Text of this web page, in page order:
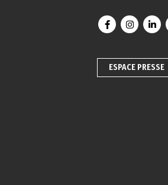
Lien vers le
Lien vers
ESPACE PRESSE